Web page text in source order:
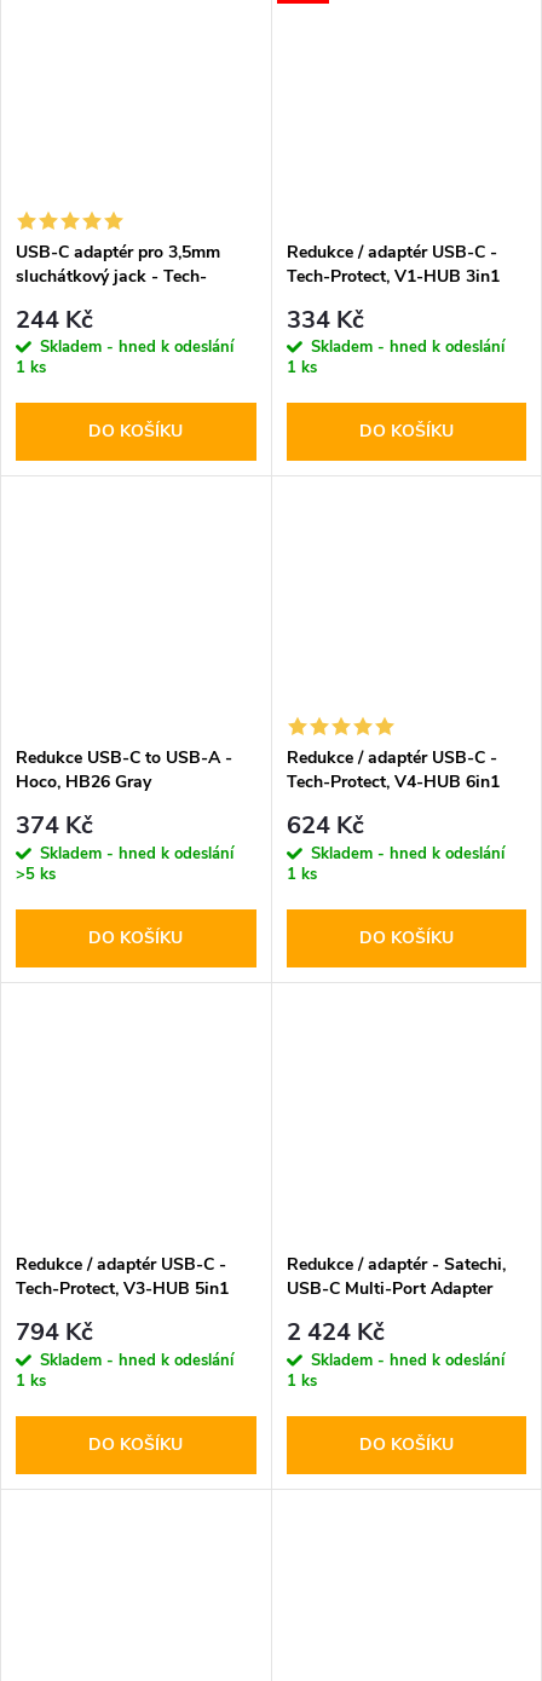
USB-C adaptér pro 3,5mm
sluchátkový jack - Tech-
244 Kč
Skladem - hned k odeslání
1 ks
DO KOŠÍKU
Redukce / adaptér USB-C -
Tech-Protect, V1-HUB 3in1
334 Kč
Skladem - hned k odeslání
1 ks
DO KOŠÍKU
Redukce USB-C to USB-A -
Hoco, HB26 Gray
374 Kč
Skladem - hned k odeslání
>5 ks
DO KOŠÍKU
Redukce / adaptér USB-C -
Tech-Protect, V4-HUB 6in1
624 Kč
Skladem - hned k odeslání
1 ks
DO KOŠÍKU
Redukce / adaptér USB-C -
Tech-Protect, V3-HUB 5in1
794 Kč
Skladem - hned k odeslání
1 ks
DO KOŠÍKU
Redukce / adaptér - Satechi,
USB-C Multi-Port Adapter
2 424 Kč
Skladem - hned k odeslání
1 ks
DO KOŠÍKU